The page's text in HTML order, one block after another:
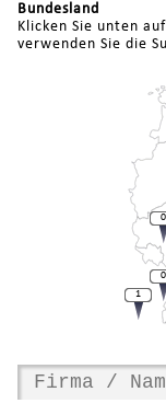
Bundesland
Klicken Sie unten
verwenden Sie die
0
1
0